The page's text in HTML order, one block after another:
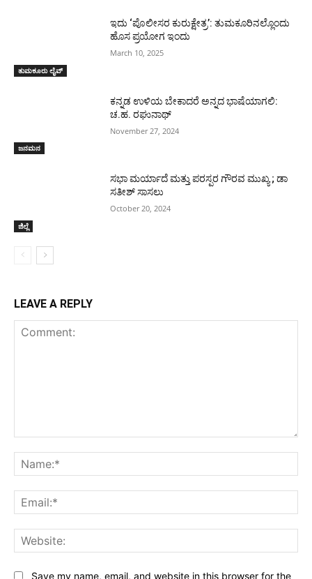
ತುಮಕೂರು ಲೈವ್
ಇದು ‘ಪೊಲೀಸರ ಕುರುಕ್ಷೇತ್ರ’: ತುಮಕೂರಿನಲ್ಲೊಂದು
ಹೊಸ ಪ್ರಯೋಗ ಇಂದು
March 10, 2025
ಜನಮನ
ಕನ್ನಡ ಉಳಿಯ ಬೇಕಾದರೆ ಅನ್ನದ ಭಾಷೆಯಾಗಲಿ:
ಚ.ಹ. ರಘುನಾಥ್
November 27, 2024
ಜಿಲ್ಲೆ
ಸಭಾ ಮರ್ಯಾದೆ ಮತ್ತು ಪರಸ್ಪರ ಗೌರವ ಮುಖ್ಯ ; ಡಾ
ಸತೀಶ್ ಸಾಸಲು
October 20, 2024
LEAVE A REPLY
Save my name, email, and website in this browser for the